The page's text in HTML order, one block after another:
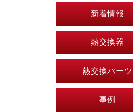
新着情報
熱交換器
熱交換パーツ
事例